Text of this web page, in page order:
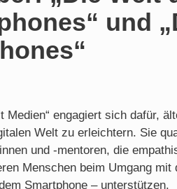
und
Medien“ engagiert sich dafür,
Welt zu erleichtern. Sie
und -mentoren, die
Menschen beim Umgang mit
Smartphone – unterstützen.